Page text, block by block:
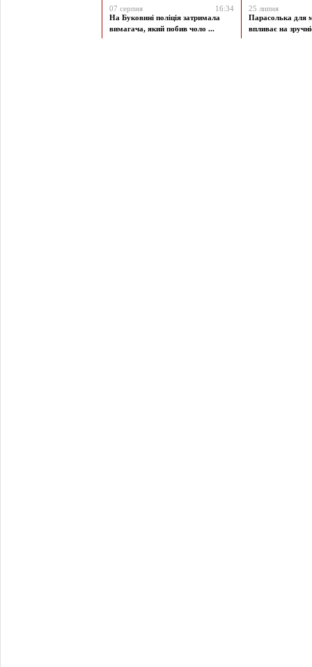
07 серпня
16:34
На Буковині поліція затримала
вимагача, який побив чоло ...
25 липня
Парасолька для
впливає на